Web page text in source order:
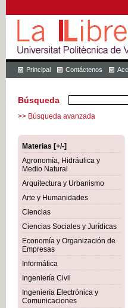
Principal Contáctenos
Búsqueda
>> Búsqueda avanzada
Materias [+/-]
Agronomía, Hidráulica y
Medio Natural
Arquitectura y Urbanismo
Arte y Humanidades
Ciencias
Ciencias Sociales y Jurídicas
Economía y Organización de
Empresas
Informática
Ingeniería Civil
Ingeniería Electrónica y
Comunicaciones